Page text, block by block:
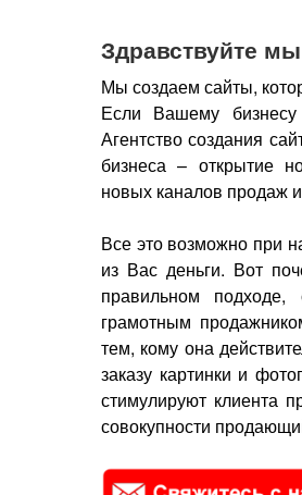
Здравствуйте
Мы создаем сайты,
Если Вашему
Агентство создания
бизнеса – открытие
новых каналов продаж
Все это возможно при
из Вас деньги. Вот
правильном подходе,
грамотным
тем, кому она
заказу картинки и
стимулируют клиента
совокупности